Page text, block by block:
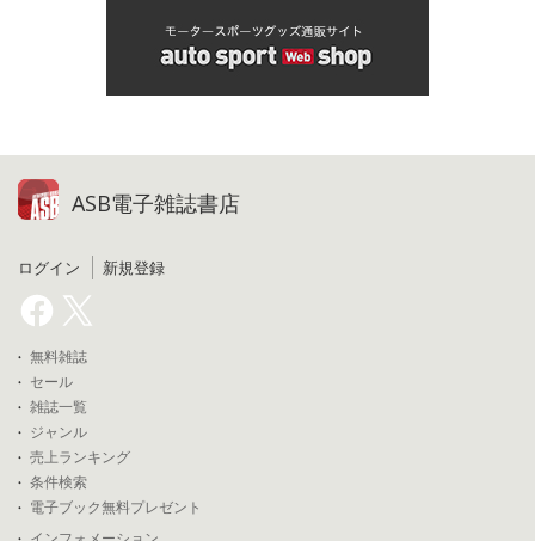
ASB電子雑誌書店
ログイン 新規登録
無料雑誌
セール
雑誌一覧
ジャンル
売上ランキング
条件検索
電子ブック無料プレゼント